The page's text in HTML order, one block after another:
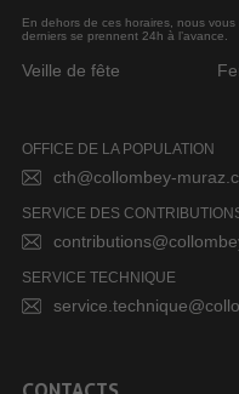
En dehors de ces horaires, nous
derniers se prennent 24h à l’avance.
Veille de fête
OFFICE DE LA POPULATION
cth@collombey-
SERVICE DES
SERVICE TECHNIQUE